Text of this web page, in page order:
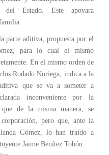
del Estado. Este apoyara
parte aditiva, propuesta por el
para lo cual el mismo
En el mismo orden de
Rodado Noriega, indica a la
que se va a someter a
inconveniente por la
de la misma manera, se
pero que, ante la
Gómez, lo han traído a
Jaime Benítez Tobón.